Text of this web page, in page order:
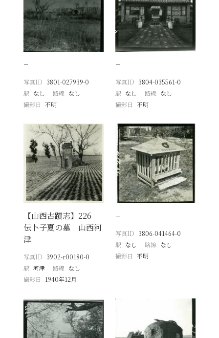
−
写真ID 3801-027939-0
駅 なし 路線 なし
撮影日
不明
−
写真ID 3804-035561-0
駅 なし 路線 なし
撮影日 不明
【山西古蹟志】226
伝卜子夏の墓 山西河
津
写真ID 3902-r00180-0
駅 河津 路線 なし
撮影日
1940年12月
−
写真ID 3806-041464-0
駅 なし 路線 なし
撮影日 不明